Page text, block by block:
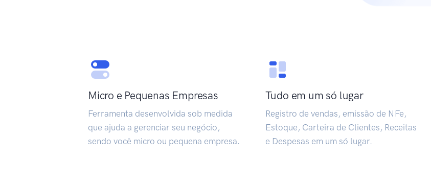
Micro e Pequenas Empresas
Ferramenta desenvolvida sob medida
que ajuda a gerenciar seu negócio,
sendo você micro ou pequena empresa.
Tudo em um só lugar
Registro de vendas, emissão de NFe,
Estoque, Carteira de Clientes, Receitas
e Despesas em um só lugar.